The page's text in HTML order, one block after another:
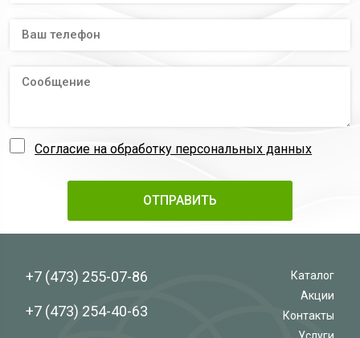
Согласие на обработку персональных данных
+7 (473) 255-07-86
+7 (473) 254-40-63
Каталог
Акции
Контакты